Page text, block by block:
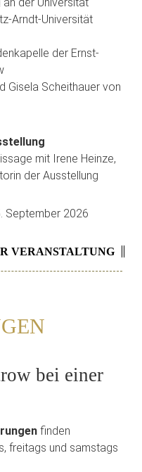
Arndt-Universität
der Ernst-
Gisela Scheithauer von
mit Irene Heinze,
der Ausstellung
September 2026
VERANSTALTUNG
bei einer
finden
freitags und samstags